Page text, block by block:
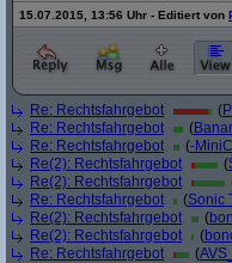
15.07.2015, 13:56 Uhr - Editiert von
Re: Rechtsfahrgebot (
Re: Rechtsfahrgebot
(
Re: Rechtsfahrgebot
(-
Re(2): Rechtsfahrgebot
(
Re(2): Rechtsfahrgebot
Re: Rechtsfahrgebot
(Sonic
Re(2): Rechtsfahrgebot
(
Re(2): Rechtsfahrgebot
(
Re: Rechtsfahrgebot
(